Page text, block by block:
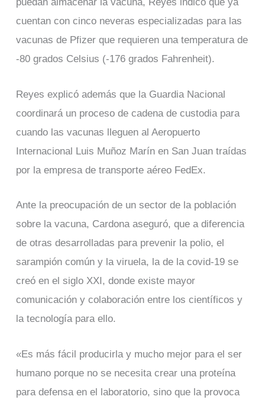
cuentan con cinco neveras especializadas para las
vacunas de Pfizer que requieren una temperatura de
-80 grados Celsius (-176 grados Fahrenheit).
Reyes explicó además que la Guardia Nacional
coordinará un proceso de cadena de custodia para
cuando las vacunas lleguen al Aeropuerto
Internacional Luis Muñoz Marín en San Juan traídas
por la empresa de transporte aéreo FedEx.
Ante la preocupación de un sector de la población
sobre la vacuna, Cardona aseguró, que a diferencia
de otras desarrolladas para prevenir la polio, el
sarampión común y la viruela, la de la covid-19 se
creó en el siglo XXI, donde existe mayor
comunicación y colaboración entre los científicos y
la tecnología para ello.
«Es más fácil producirla y mucho mejor para el ser
humano porque no se necesita crear una proteína
para defensa en el laboratorio, sino que la provoca